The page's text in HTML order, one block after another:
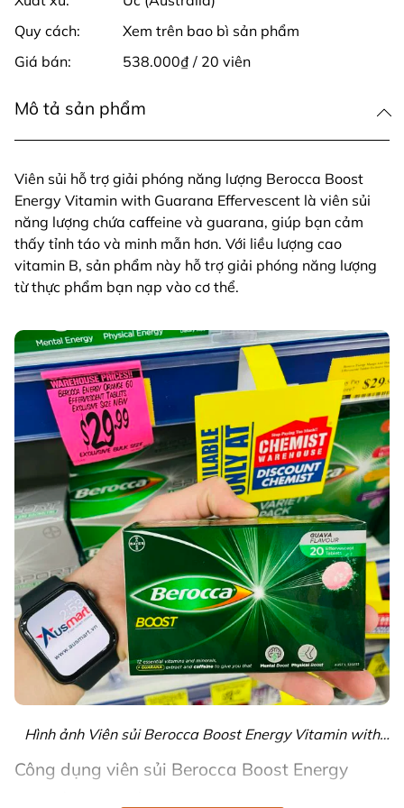
Quy cách:
Xem trên bao bì sản phẩm
Giá bán:
538.000₫ / 20 viên
Mô tả sản phẩm
Viên sủi hỗ trợ giải phóng năng lượng Berocca Boost
Energy Vitamin with Guarana Effervescent là viên sủi
năng lượng chứa caffeine và guarana, giúp bạn cảm
thấy tỉnh táo và minh mẫn hơn. Với liều lượng cao
vitamin B, sản phẩm này hỗ trợ giải phóng năng lượng
từ thực phẩm bạn nạp vào cơ thể.
Hình ảnh Viên sủi Berocca Boost Energy Vitamin with
Công dụng viên sủi Berocca Boost Energy